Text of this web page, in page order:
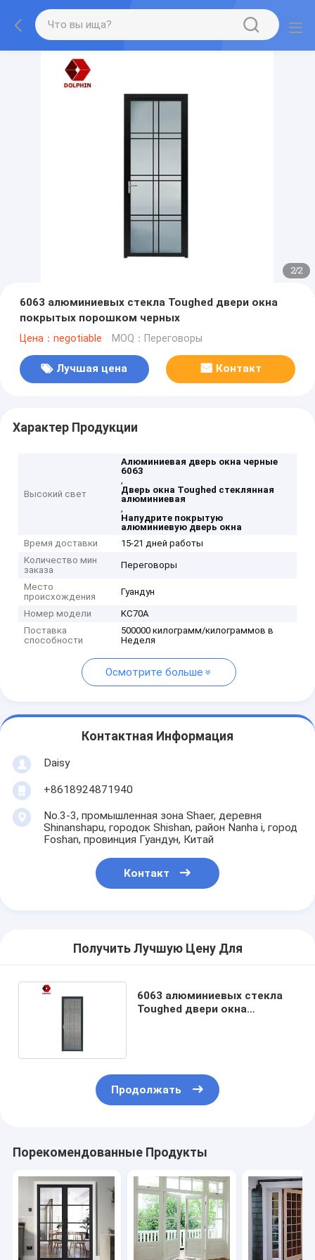
2/2
6063 алюминиевых стекла Toughed двери окна
покрытых порошком черных
Цена：negotiable MOQ：Переговоры
Лучшая цена Контакт
Характер Продукции
Высокий свет
Алюминиевая дверь окна черные
6063
,
Дверь окна Toughed стеклянная
алюминиевая
,
Напудрите покрытую
алюминиевую дверь окна
Время доставки
15-21 дней работы
Количество мин
заказа
Переговоры
Место
происхождения
Гуандун
Номер модели
KC70A
Поставка
способности
500000 килограмм/килограммов в
Неделя
Осмотрите больше
Контактная Информация
Daisy
+8618924871940
No.3-3, промышленная зона Shaer, деревня
Shinanshapu, городок Shishan, район Nanha i, город
Foshan, провинция Гуандун, Китай
Контакт
Получить Лучшую Цену Для
6063 алюминиевых стекла
Toughed двери окна
Продолжать
Порекомендованные Продукты